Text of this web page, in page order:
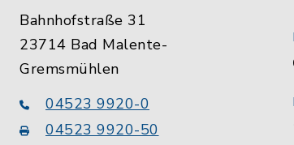
Bahnhofstraße 31
23714 Bad Malente-
Gremsmühlen
04523 9920-0
04523 9920-50